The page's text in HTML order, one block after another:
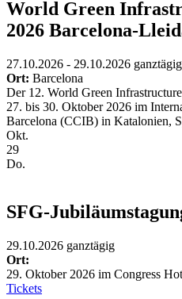
World Green
2026 Barcelona-
27.10.2026 - 29.10.2026 ganztägig
Ort: Barcelona
Der 12. World Green
27. bis 30. Oktober 2026 im
Barcelona (CCIB) in Katalonien,
Okt.
29
Do.
SFG-
29.10.2026 ganztägig
Ort:
29. Oktober 2026 im Congress
Tickets